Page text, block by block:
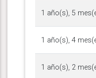
1 año(s), 5
1 año(s), 4
1 año(s), 2